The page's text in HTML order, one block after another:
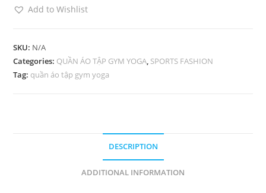
áo
xanh
tập
Gym
Add to Wishlist
SKU: N/A
Categories: QUẦN ÁO TẬP GYM YOGA, SPORTS FASHION
Tag: quần áo tập gym yoga
DESCRIPTION
ADDITIONAL INFORMATION